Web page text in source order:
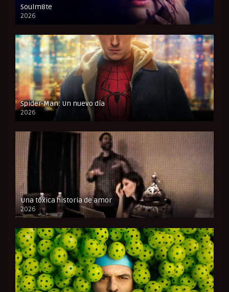
Soulm8te
2026
FULL HD
Spider-Man: Un nuevo día
2026
CAM
Una tóxica historia de amor
2026
FULL HD